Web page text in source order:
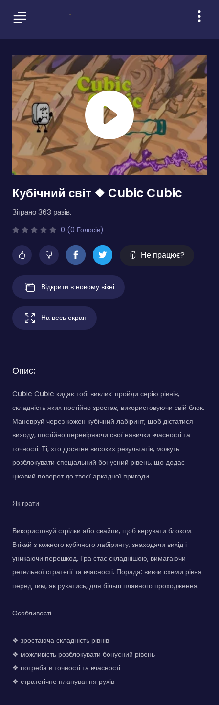
Кубічний світ ❖ Cubic Cubic
Зіграно 363 разів.
0 (0 Голосів)
Не працює?
Відкрити в новому вікні
На весь екран
Опис:
Cubic Cubic кидає тобі виклик: пройди серію рівнів,
складність яких постійно зростає, використовуючи свій блок.
Маневруй через кожен кубічний лабіринт, щоб дістатися
виходу, постійно перевіряючи свої навички вчасності та
точності. Ті, хто досягне високих результатів, можуть
розблокувати спеціальний бонусний рівень, що додає
цікавий поворот до твоєї аркадної пригоди.
Як грати
Використовуй стрілки або свайпи, щоб керувати блоком.
Втікай з кожного кубічного лабіринту, знаходячи вихід і
уникаючи перешкод. Гра стає складнішою, вимагаючи
ретельної стратегії та вчасності. Порада: вивчи схеми рівня
перед тим, як рухатись, для більш плавного проходження.
Особливості
❖ зростаюча складність рівнів
❖ можливість розблокувати бонусний рівень
❖ потреба в точності та вчасності
❖ стратегічне планування рухів